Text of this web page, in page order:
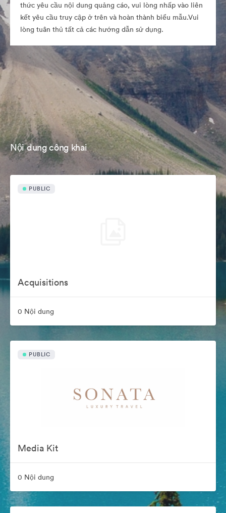
thức yêu cầu nội dung quảng cáo, vui lòng nhấp vào liên
kết yêu cầu truy cập ở trên và hoàn thành biểu mẫu.Vui
lòng tuân thủ tất cả các hướng dẫn sử dụng.
Nội dung công khai
PUBLIC
Acquisitions
0 Nội dung
PUBLIC
Media Kit
0 Nội dung